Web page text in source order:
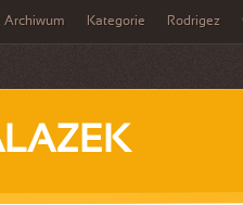
Archiwum Kategorie Rodrigez